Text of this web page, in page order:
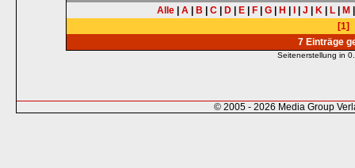
Alle A B C D E F G H J K L M
[1]
7 Einträge
Seitenerstellung in
© 2005 - 2026 Media Group